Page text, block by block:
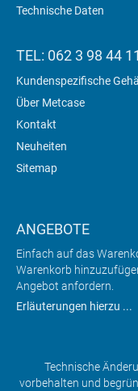
Technische Daten
TEL: 062 3 98 44 11
Kundenspezifische
Über Metcase
Kontakt
Neuheiten
Sitemap
ANGEBOTE
Einfach auf das
Warenkorb
Angebot anfordern.
Erläuterungen hierzu ...
Technische
vorbehalten und